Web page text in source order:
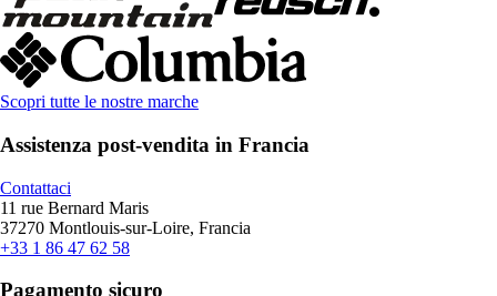
Scopri tutte le nostre marche
Assistenza post-vendita in Francia
Contattaci
11 rue Bernard Maris
37270 Montlouis-sur-Loire, Francia
+33 1 86 47 62 58
Pagamento sicuro